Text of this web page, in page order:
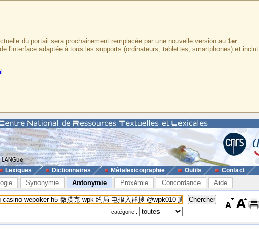
du portail sera prochainement remplacée par une nouvelle version au 1er
l'interface adaptée à tous les supports (ordinateurs, tablettes, smartphones) et inclut
Lexiques Dictionnaires Métalexicographie Outils Contact
Synonymie Antonymie Proxémie Concordance Aide
catégorie :